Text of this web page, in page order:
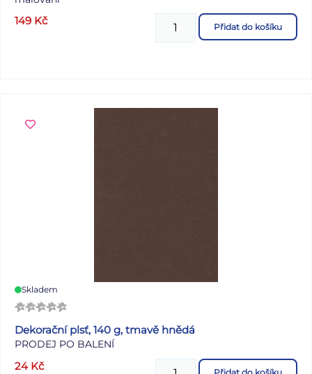
149 Kč Přidat do košíku
Skladem
Dekorační plsť, 140 g, tmavě hnědá
PRODEJ PO BALENÍ
24 Kč